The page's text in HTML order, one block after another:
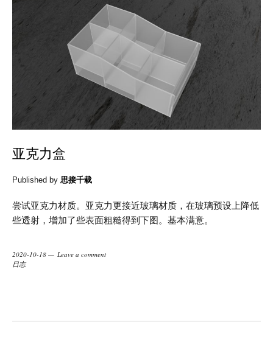
亚克力盒
Published by 思接千载
尝试亚克力材质。亚克力更接近玻璃材质，在玻璃预设上降低
些透射，增加了些表面粗糙得到下图。基本满意。
2020-10-18
Leave a comment
日志